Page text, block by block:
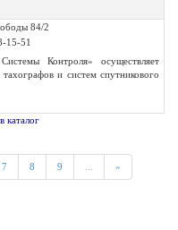
84/2
15-51
Контроля» осуществляет
и систем спутникового
каталог
7 8 9 »